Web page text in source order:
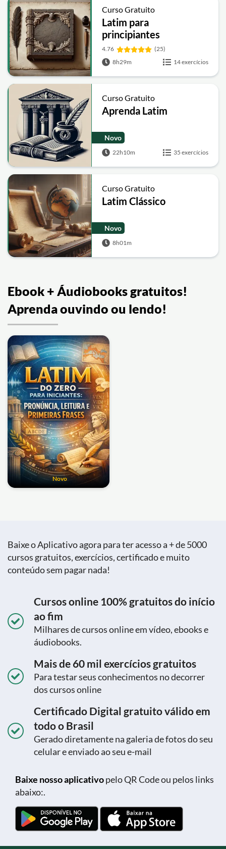
Curso Gratuito
Latim para
principiantes
4.76
(25)
8h29m
14 exercícios
Curso Gratuito
Aprenda Latim
Novo
22h10m 35 exercícios
Curso Gratuito
Latim Clássico
Novo
8h01m
Ebook + Áudiobooks gratuitos!
Aprenda ouvindo ou lendo!
Novo
Baixe o Aplicativo agora para ter acesso a + de 5000
cursos gratuitos, exercícios, certificado e muito
conteúdo sem pagar nada!
Cursos online 100% gratuitos do início
ao fim
Milhares de cursos online em vídeo, ebooks e
áudiobooks.
Mais de 60 mil exercícios gratuitos
Para testar seus conhecimentos no decorrer
dos cursos online
Certificado Digital gratuito válido em
todo o Brasil
Gerado diretamente na galeria de fotos do seu
celular e enviado ao seu e-mail
Baixe nosso aplicativopelo QR Code ou pelos links
abaixo:.